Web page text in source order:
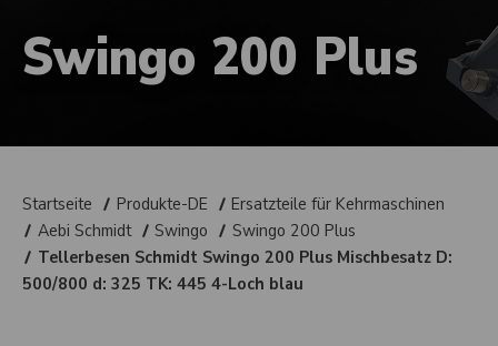
Swingo 200 Plus
Startseite Produkte-DE
Ersatzteile für Kehrmaschinen
Aebi Schmidt
Swingo
Swingo 200 Plus
Tellerbesen Schmidt Swingo 200 Plus Mischbesatz D:
500/800 d: 325 TK: 445 4-Loch blau